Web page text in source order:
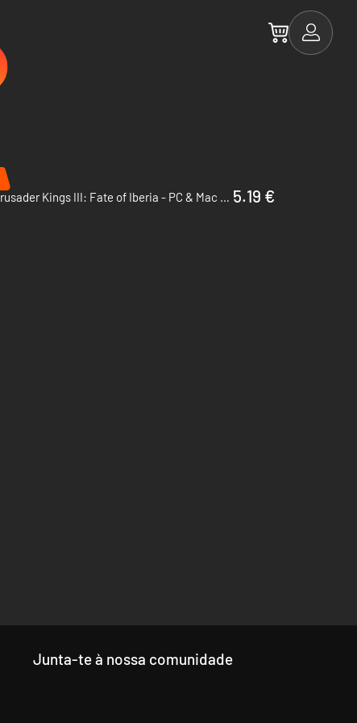
Crusader Kings III: Fate of Iberia - PC & Mac (Steam) 5.19 €
Junta-te à nossa comunidade